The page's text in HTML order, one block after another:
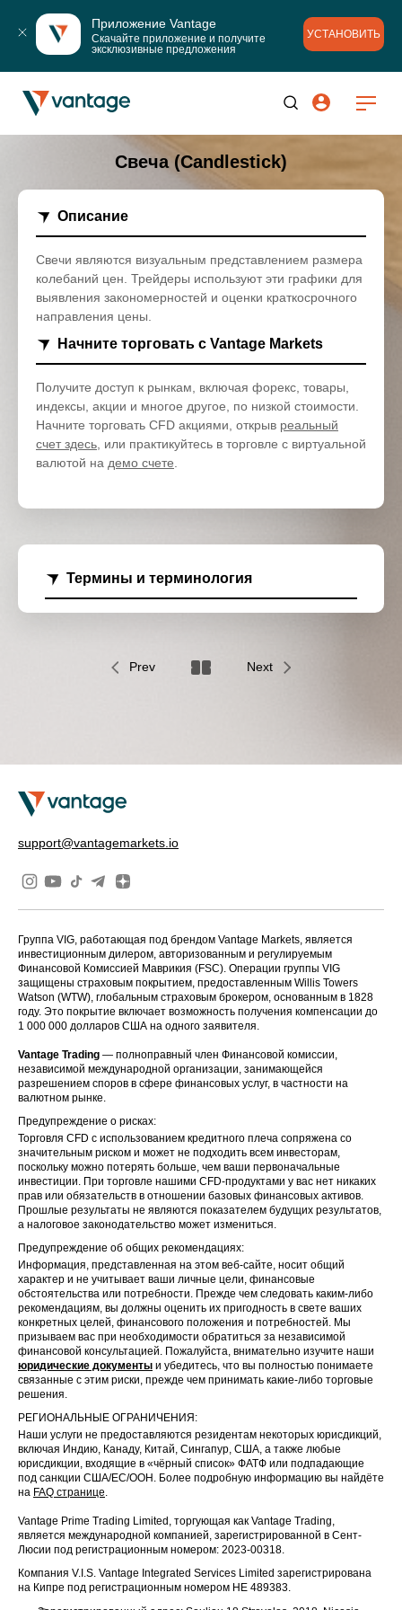
Приложение Vantage
Скачайте приложение и получите
эксклюзивные предложения
УСТАНОВИТЬ
Свеча (Candlestick)
Описание
Свечи являются визуальным представлением размера
колебаний цен. Трейдеры используют эти графики для
выявления закономерностей и оценки краткосрочного
направления цены.
Начните торговать с Vantage Markets
Получите доступ к рынкам, включая форекс, товары,
индексы, акции и многое другое, по низкой стоимости.
Начните торговать CFD акциями, открыв реальный
счет здесь , или практикуйтесь в торговле с виртуальной
валютой на демо счете
Термины и терминология
Prev Next
support@vantagemarkets.io
Группа VIG, работающая под брендом Vantage Markets, является
инвестиционным дилером, авторизованным и регулируемым
Финансовой Комиссией Маврикия (FSC). Операции группы VIG
защищены страховым покрытием, предоставленным Willis Towers
Watson (WTW), глобальным страховым брокером, основанным в 1828
году. Это покрытие включает возможность получения компенсации до
1 000 000 долларов США на одного заявителя.
Vantage Trading — полноправный член Финансовой комиссии,
независимой международной организации, занимающейся
разрешением споров в сфере финансовых услуг, в частности на
валютном рынке.
Предупреждение о рисках:
Торговля CFD с использованием кредитного плеча сопряжена со
значительным риском и может не подходить всем инвесторам,
поскольку можно потерять больше, чем ваши первоначальные
инвестиции. При торговле нашими CFD-продуктами у вас нет никаких
прав или обязательств в отношении базовых финансовых активов.
Прошлые результаты не являются показателем будущих результатов,
а налоговое законодательство может измениться.
Предупреждение об общих рекомендациях:
Информация, представленная на этом веб-сайте, носит общий
характер и не учитывает ваши личные цели, финансовые
обстоятельства или потребности. Прежде чем следовать каким-либо
рекомендациям, вы должны оценить их пригодность в свете ваших
конкретных целей, финансового положения и потребностей. Мы
призываем вас при необходимости обратиться за независимой
финансовой консультацией. Пожалуйста, внимательно изучите наши
юридические документы и убедитесь, что вы полностью понимаете
связанные с этим риски, прежде чем принимать какие-либо торговые
решения.
РЕГИОНАЛЬНЫЕ ОГРАНИЧЕНИЯ:
Наши услуги не предоставляются резидентам некоторых юрисдикций,
включая Индию, Канаду, Китай, Сингапур, США, а также любые
юрисдикции, входящие в «чёрный список» ФАТФ или подпадающие
под санкции США/ЕС/ООН. Более подробную информацию вы найдёте
на FAQ странице.
Vantage Prime Trading Limited, торгующая как Vantage Trading,
является международной компанией, зарегистрированной в Сент-
Люсии под регистрационным номером: 2023-00318.
Компания V.I.S. Vantage Integrated Services Limited зарегистрирована
на Кипре под регистрационным номером HE 489383.